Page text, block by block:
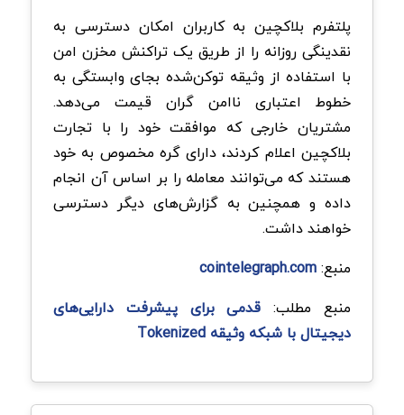
پلتفرم بلاکچین به کاربران امکان دسترسی به
نقدینگی روزانه را از طریق یک تراکنش مخزن امن
با استفاده از وثیقه توکن‌شده بجای وابستگی به
خطوط اعتباری ناامن گران قیمت می‌دهد.
مشتریان خارجی که موافقت خود را با تجارت
بلاکچین اعلام کردند، دارای گره مخصوص به خود
هستند که می‌توانند معامله را بر اساس آن انجام
داده و همچنین به گزارش‌های دیگر دسترسی
خواهند داشت.
منبع:cointelegraph.com
منبع مطلب: قدمی برای پیشرفت دارایی‌های
دیجیتال با شبکه وثیقه Tokenized